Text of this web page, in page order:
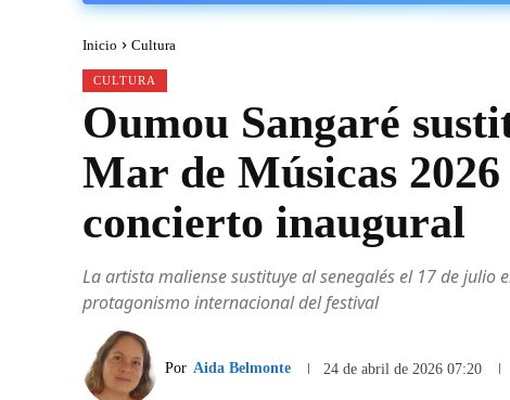
Inicio Cultura
CULTURA
Oumou Sangaré
Mar de Músicas
concierto inaugural
La artista maliense sustituye al senegalés el 17 de
protagonismo internacional del festival
Por Aida Belmonte 24 de abril de 2026 07:20